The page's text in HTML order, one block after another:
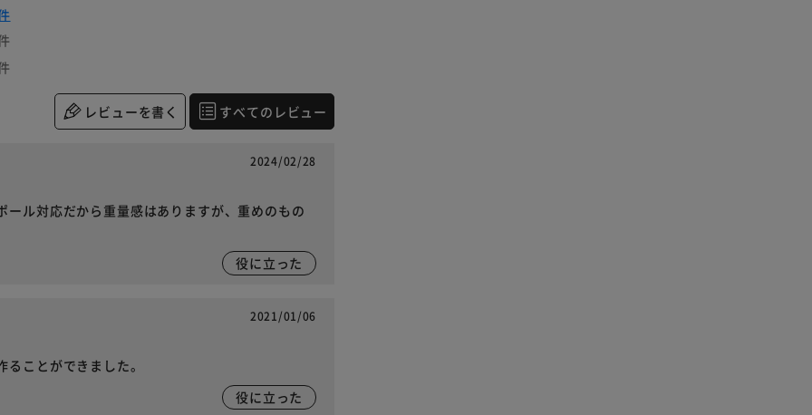
レビューを書く すべてのレビュー
2024/02/28
ル対応だから重量感はありますが、重めのもの
役に立った
2021/01/06
ことができました。
役に立った